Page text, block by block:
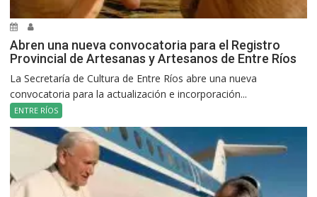
Abren una nueva convocatoria para el Registro
Provincial de Artesanas y Artesanos de Entre Ríos
La Secretaría de Cultura de Entre Ríos abre una nueva
convocatoria para la actualización e incorporación...
ENTRE RÍOS